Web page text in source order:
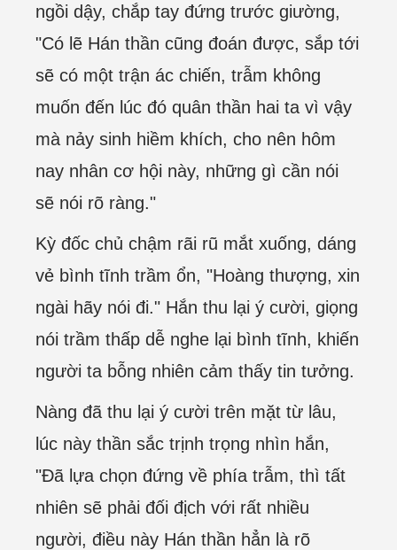
ngồi dậy, chắp tay đứng trước giường,
"Có lẽ Hán thần cũng đoán được, sắp tới
sẽ có một trận ác chiến, trẫm không
muốn đến lúc đó quân thần hai ta vì vậy
mà nảy sinh hiềm khích, cho nên hôm
nay nhân cơ hội này, những gì cần nói
sẽ nói rõ ràng."
Kỳ đốc chủ chậm rãi rũ mắt xuống, dáng
vẻ bình tĩnh trầm ổn, "Hoàng thượng, xin
ngài hãy nói đi." Hắn thu lại ý cười, giọng
nói trầm thấp dễ nghe lại bình tĩnh, khiến
người ta bỗng nhiên cảm thấy tin tưởng.
Nàng đã thu lại ý cười trên mặt từ lâu,
lúc này thần sắc trịnh trọng nhìn hắn,
"Đã lựa chọn đứng về phía trẫm, thì tất
nhiên sẽ phải đối địch với rất nhiều
người, điều này Hán thần hẳn là rõ